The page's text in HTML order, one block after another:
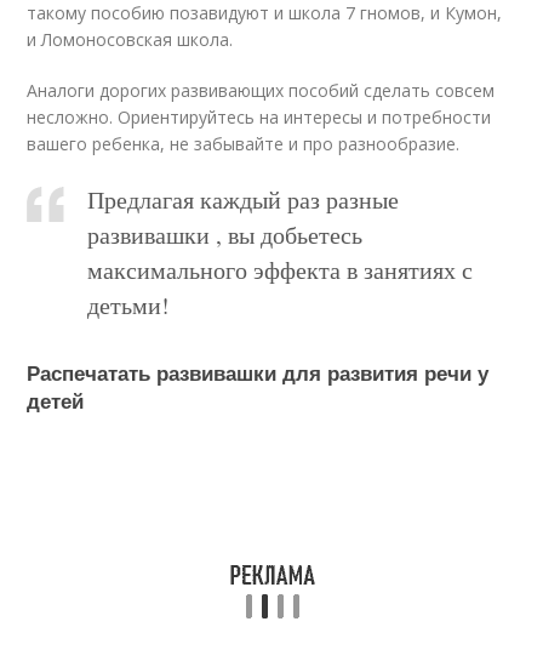
такому пособию позавидуют и школа 7 гномов, и Кумон,
и Ломоносовская школа.
Аналоги дорогих развивающих пособий сделать совсем
несложно. Ориентируйтесь на интересы и потребности
вашего ребенка, не забывайте и про разнообразие.
Предлагая каждый раз разные
развивашки , вы добьетесь
максимального эффекта в занятиях с
детьми!
Распечатать развивашки для развития речи у
детей